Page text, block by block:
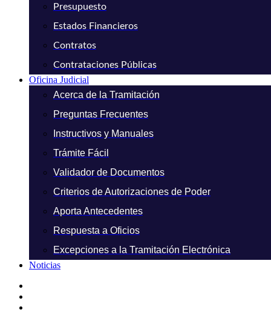
Presupuesto
Estados Financieros
Contratos
Contrataciones Públicas
Oficina Judicial
Acerca de la Tramitación
Preguntas Frecuentes
Instructivos y Manuales
Trámite Fácil
Validador de Documentos
Criterios de Autorizaciones de Poder
Aporta Antecedentes
Respuesta a Oficios
Excepciones a la Tramitación Electrónica
Noticias